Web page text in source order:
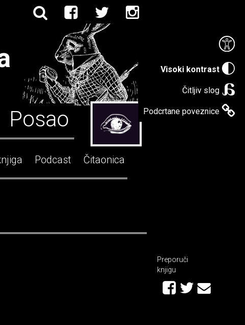
Visoki kontrast
Čitljiv slog
Podcrtane poveznice
Posao
Podcast Čitaonica
Preporuči
knjigu